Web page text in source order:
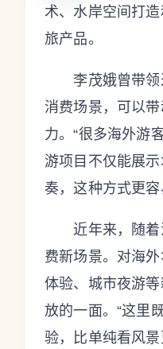
术、水岸空间打
旅产品。
李茂娥曾带领过
消费场景，可以
力。“很多海外游
游项目不仅能展
奏，这种方式更容
近年来，随着沉
费新场景。对海
体验、城市夜游
放的一面。“这里
验，比单纯看风